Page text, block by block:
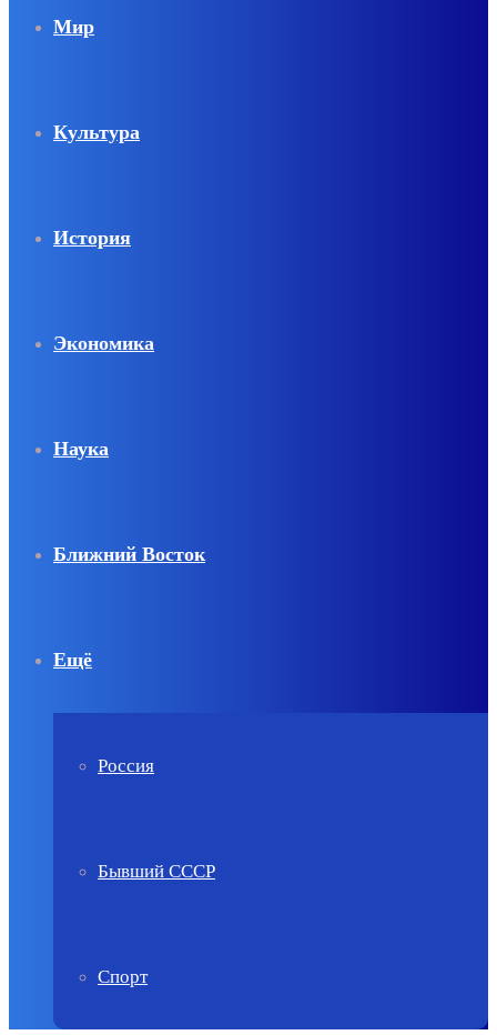
Мир
Культура
История
Экономика
Наука
Ближний Восток
Ещё
Россия
Бывший СССР
Спорт